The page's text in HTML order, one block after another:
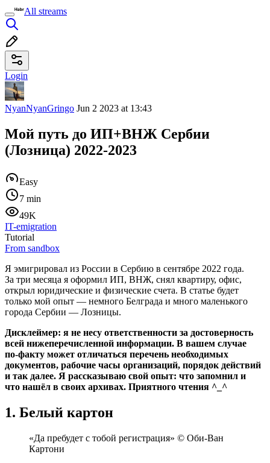
All streams
Login
NyanNyanGringo Jun 2 2023 at 13:43
Мой путь до ИП+ВНЖ Сербии
(Лозница) 2022-2023
Easy
7 min
49K
IT-emigration
Tutorial
From sandbox
Я эмигрировал из России в Сербию в сентябре 2022 года.
За три месяца я оформил ИП, ВНЖ, снял квартиру, офис,
открыл юридические и физические счета. В статье будет
только мой опыт — немного Белграда и много маленького
города Сербии — Лозницы.
Дисклеймер: я не несу ответственности за достоверность
всей нижеперечисленной информации. В вашем случае
по‑факту может отличаться перечень необходимых
документов, рабочие часы организаций, порядок действий
и так далее. Я рассказываю свой опыт: что запомнил и
что нашёл в своих архивах. Приятного чтения ^_^
1. Белый картон
«Да пребудет с тобой регистрация» © Оби‑Ван
Картони